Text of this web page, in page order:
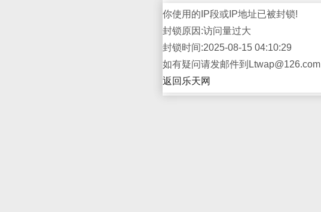
你使用的IP段或IP地址已被封锁!
封锁原因:访问量过大
封锁时间:2025-08-15 04:10:29
如有疑问请发邮件到Ltwap@126.com
返回乐天网